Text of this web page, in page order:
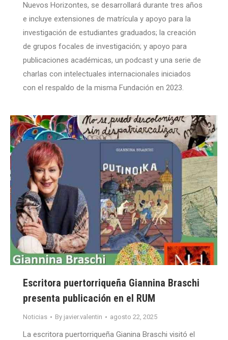
Nuevos Horizontes, se desarrollará durante tres años
e incluye extensiones de matrícula y apoyo para la
investigación de estudiantes graduados; la creación
de grupos focales de investigación; y apoyo para
publicaciones académicas, un podcast y una serie de
charlas con intelectuales internacionales iniciados
con el respaldo de la misma Fundación en 2023.
Escritora puertorriqueña Giannina Braschi
presenta publicación en el RUM
Noticias By javier.valentin agosto 22, 2025
La escritora puertorriqueña Gianina Braschi visitó el